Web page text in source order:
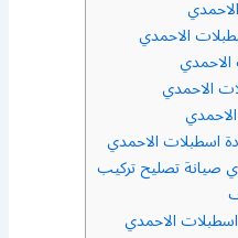
الاحمدي
الاحمدي
الاحمدي
اسطبلات الاحمدي
صيانة تصليح تركيب
الاحمدي